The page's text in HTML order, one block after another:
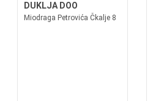
DUKLJA DOO
Miodraga Petrovića Čkalje 8